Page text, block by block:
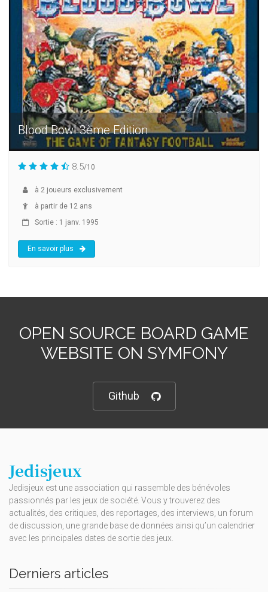
Blood Bowl 3ème Edition
8.5/10
à 2 joueurs exclusivement
à partir de 12 ans
Sortie : 1 janv. 1995
En savoir plus
OPEN SOURCE BOARD GAME
WEBSITE ON SYMFONY
Github
Jedisjeux
Jedisjeux est une association qui rassemble des bénévoles
passionnés par les jeux de société. Vous y trouverez des
actualités, des critiques, des reportages, des interviews, un forum
de discussion, une grande base de données ainsi qu’un calendrier
avec les principales dates de sortie des jeux.
Derniers articles